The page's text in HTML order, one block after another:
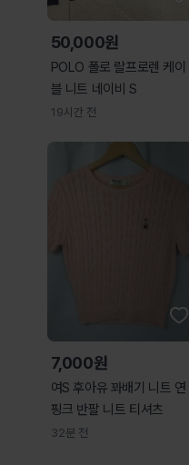
50,000원
POLO 폴로 랄프로렌 케이
블 니트 네이비 S
19시간 전
7,000원
여S 후아유 꽈배기 니트 연
핑크 반팔 니트 티셔츠
32분 전